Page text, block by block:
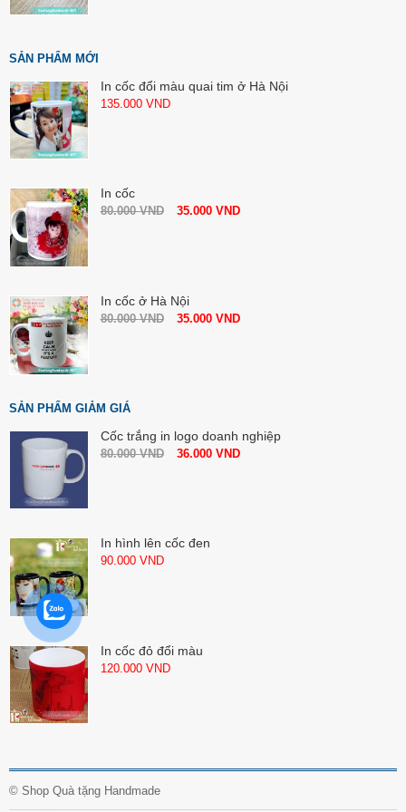
SẢN PHẨM MỚI
In cốc đổi màu quai tim ở Hà Nội
135.000 VND
In cốc
80.000VND 35.000 VND
In cốc ở Hà Nội
80.000VND 35.000 VND
SẢN PHẨM GIẢM GIÁ
Cốc trắng in logo doanh nghiệp
80.000VND 36.000 VND
In hình lên cốc đen
90.000 VND
In cốc đỏ đổi màu
120.000 VND
© Shop Quà tặng Handmade